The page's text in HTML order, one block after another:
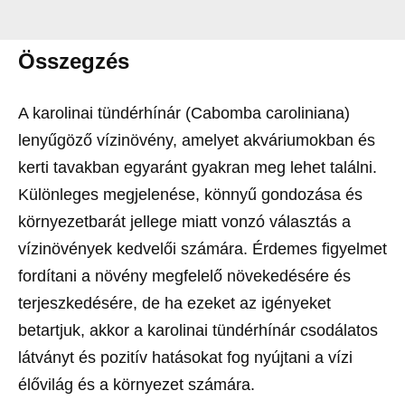
Összegzés
A karolinai tündérhínár (Cabomba caroliniana)
lenyűgöző vízinövény, amelyet akváriumokban és
kerti tavakban egyaránt gyakran meg lehet találni.
Különleges megjelenése, könnyű gondozása és
környezetbarát jellege miatt vonzó választás a
vízinövények kedvelői számára. Érdemes figyelmet
fordítani a növény megfelelő növekedésére és
terjeszkedésére, de ha ezeket az igényeket
betartjuk, akkor a karolinai tündérhínár csodálatos
látványt és pozitív hatásokat fog nyújtani a vízi
élővilág és a környezet számára.